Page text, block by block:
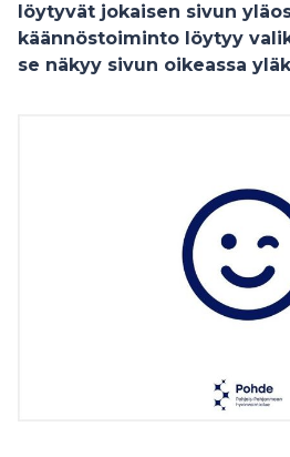
löytyvät jokaisen sivun
käännöstoiminto löytyy
se näkyy sivun oikeassa